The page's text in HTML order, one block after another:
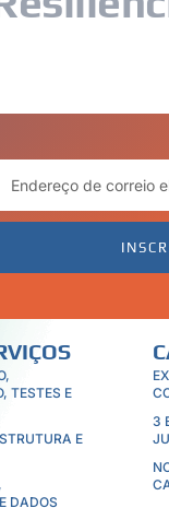
TESTES E
E
DADOS
3